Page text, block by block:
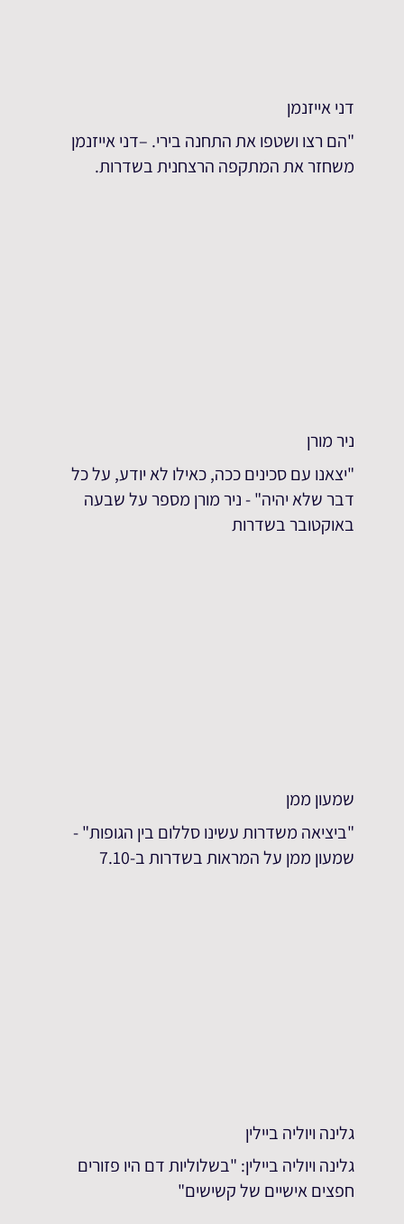
דני אייזנמן
"הם רצו ושטפו את התחנה בירי. –דני אייזנמן
משחזר את המתקפה הרצחנית בשדרות.
ניר מורן
"יצאנו עם סכינים ככה, כאילו לא יודע, על כל
דבר שלא יהיה" - ניר מורן מספר על שבעה
באוקטובר בשדרות
שמעון ממן
"ביציאה משדרות עשינו סללום בין הגופות" -
שמעון ממן על המראות בשדרות ב-7.10
גלינה ויוליה ביילין
גלינה ויוליה ביילין: "בשלוליות דם היו פזורים
חפצים אישיים של קשישים"